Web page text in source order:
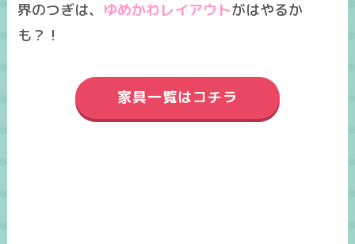
界のつぎは、 ゆめかわレイアウトがはやるか
も？！
家具一覧はコチラ